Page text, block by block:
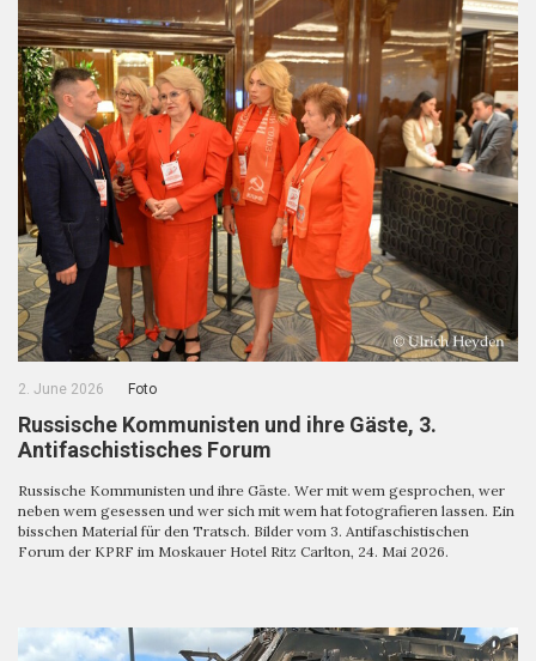
2. June 2026 Foto
Russische Kommunisten und ihre Gäste, 3.
Antifaschistisches Forum
Russische Kommunisten und ihre Gäste. Wer mit wem gesprochen, wer
neben wem gesessen und wer sich mit wem hat fotografieren lassen. Ein
bisschen Material für den Tratsch. Bilder vom 3. Antifaschistischen
Forum der KPRF im Moskauer Hotel Ritz Carlton, 24. Mai 2026.